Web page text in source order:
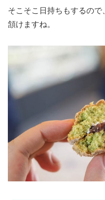
そこそこ日持ちもするの
頷けますね。